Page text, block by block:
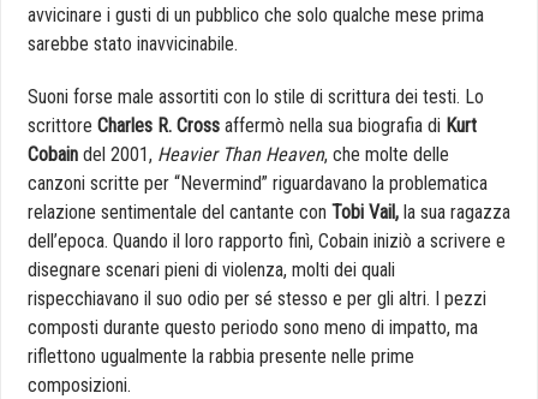
avvicinare i gusti di un pubblico che solo qualche mese prima
sarebbe stato inavvicinabile.
Suoni forse male assortiti con lo stile di scrittura dei testi. Lo
scrittore Charles R. Cross affermò nella sua biografia di Kurt
Cobain del 2001, Heavier Than Heaven, che molte delle
canzoni scritte per “Nevermind” riguardavano la problematica
relazione sentimentale del cantante con Tobi Vail, la sua ragazza
dell’epoca. Quando il loro rapporto finì, Cobain iniziò a scrivere e
disegnare scenari pieni di violenza, molti dei quali
rispecchiavano il suo odio per sé stesso e per gli altri. I pezzi
composti durante questo periodo sono meno di impatto, ma
riflettono ugualmente la rabbia presente nelle prime
composizioni.